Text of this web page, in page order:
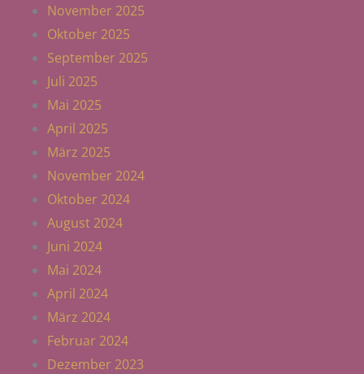
November 2025
Oktober 2025
September 2025
Juli 2025
Mai 2025
April 2025
März 2025
November 2024
Oktober 2024
August 2024
Juni 2024
Mai 2024
April 2024
März 2024
Februar 2024
Dezember 2023